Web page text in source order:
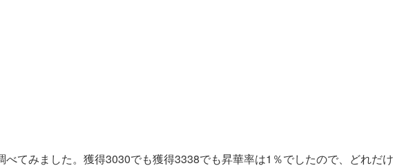
てみました。獲得3030でも獲得3338でも昇華率は1％でしたので、どれだけ